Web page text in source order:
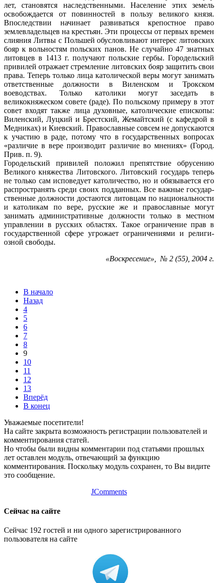
лет, становятся наслед­ственными. Население этих земель
освобождается от повинностей в пользу великого кня­зя.
Впоследствии начинает развиваться кре­постное право
землевладельцев на кресть­ян. Эти процессы от первых времен
слияния Литвы с Польшей обусловливают интерес ли­товских
бояр к вольностям польских панов. Не случайно 47 знатных
литовцев в 1413 г. получают польские гербы. Городельский
при­вилей отражает стремление литовских бояр защитить свои
права. Теперь только лица католической веры могут занимать
ответ­ственные должности в Виленском и Трокском
воеводствах. Только католики могут за­седать в
великокняжеском совете (раде). По польскому примеру в этот
совет входят так­же лица духовные, католические епископы:
Виленский, Луцкий и Брестский, Жемайтский (с кафедрой в
Медниках) и Киевский. Право­славные совсем не допускаются
к участию в раде, потому что в государственных вопро­сах
«различие в вере производит различие во мнениях» (Город.
Прив. п. 9).
Городельский привилей положил препят­ствие обрусению
Великого княжества Литовского. Литовский государь теперь
не только сам исповедует католичество, но и обязывается его
распространять среди своих подданных. Все важные государ­
ственные должности достаются литовцам по национальности
и католикам по вере, русские же и православные могут
занимать административные должности только в ме­стном
управлении в русских областях. Та­кое ограничение прав в
государственной сфере угрожает ограничениями и религи­
озной свободы.
«Воскресение», № 2 (55), 2004 г.
В начало
Назад
4
5
6
7
8
9
10
11
12
13
Вперёд
В конец
Уважаемые посетители!
На сайте закрыта возможность регистрации пользователей и
комментирования статей.
Но чтобы были видны комментарии под статьями прошлых
лет оставлен модуль, отвечающий за функцию
комментирования. Поскольку модуль сохранен, то Вы видите
это сообщение.
JComments
Сейчас на сайте
Сейчас 192 гостей и ни одного зарегистрированного
пользователя на сайте